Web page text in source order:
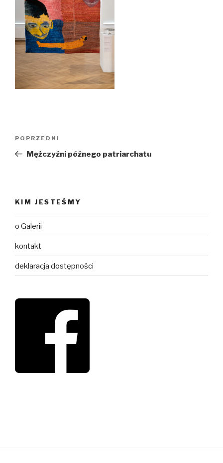
Poprzedni
wpis
POPRZEDNI
Mężczyźni późnego patriarchatu
KIM JESTEŚMY
o Galerii
kontakt
deklaracja dostępności